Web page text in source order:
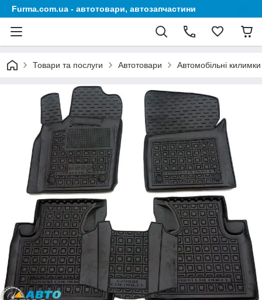
Furma.com.ua - автотовари, автозапчастини
Товари та послуги Автотовари Автомобільні килимки